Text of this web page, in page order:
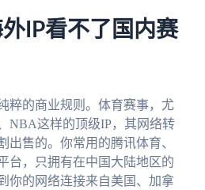
IP看不了国内赛
粹的商业规则。体育赛事，尤
NBA这样的顶级IP，其网络转
出售的。你常用的腾讯体育、
台，只拥有在中国大陆地区的
你的网络连接来自美国、加拿